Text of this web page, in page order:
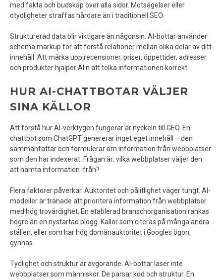
med fakta och budskap över alla sidor. Motsägelser eller
otydligheter straffas hårdare än i traditionell SEO.
Strukturerad data blir viktigare än någonsin. AI-bottar använder
schema markup för att förstå relationer mellan olika delar av ditt
innehåll. Att märka upp recensioner, priser, öppettider, adresser
och produkter hjälper AI:n att tolka informationen korrekt.
HUR AI-CHATTBOTAR VÄLJER
SINA KÄLLOR
Att förstå hur AI-verktygen fungerar är nyckeln till GEO. En
chattbot som ChatGPT genererar inget eget innehåll – den
sammanfattar och formulerar om information från webbplatser
som den har indexerat. Frågan är: vilka webbplatser väljer den
att hämta information ifrån?
Flera faktorer påverkar. Auktoritet och pålitlighet väger tungt. AI-
modeller är tränade att prioritera information från webbplatser
med hög trovärdighet. En etablerad branschorganisation rankas
högre än en nystartad blogg. Källor som citeras på många andra
ställen, eller som har hög domänauktoritet i Googles ögon,
gynnas.
Tydlighet och struktur är avgörande. AI-bottar läser inte
webbplatser som människor. De parsar kod och struktur. En